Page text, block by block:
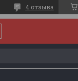
4 отзыва